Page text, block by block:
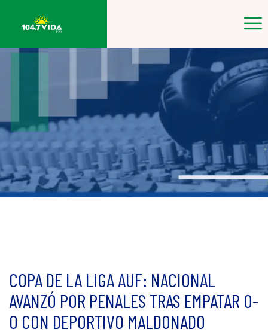
COPA DE LA LIGA AUF: NACIONAL
AVANZÓ POR PENALES TRAS EMPATAR 0-
0 CON DEPORTIVO MALDONADO